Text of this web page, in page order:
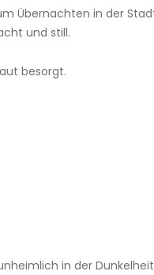
Übernachten in der
und still.
besorgt.
in der